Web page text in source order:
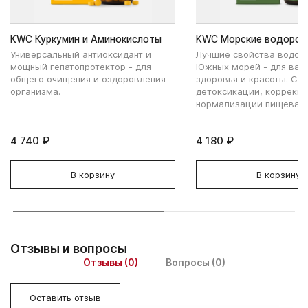
KWC Куркумин и Аминокислоты
Универсальный антиоксидант и
мощный гепатопротектор - для
общего очищения и оздоровления
организма.
4 740 ₽
В корзину
KWC Морские
Лучшие свойства
Южных морей - для
здоровья и красоты.
детоксикации,
нормализации
4 180 ₽
В корзину
Отзывы и вопросы
Отзывы (0) Вопросы (0)
Оставить отзыв